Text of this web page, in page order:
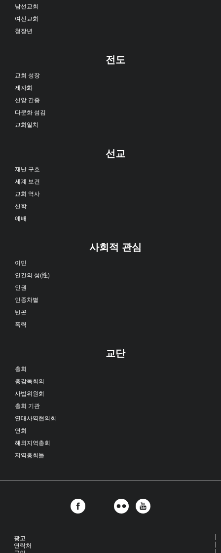
남선교회
여선교회
청장년
전도
교회 성장
제자화
신앙 간증
다문화 섬김
교회일치
선교
재난 구호
세계 보건
교회 역사
신학
예배
사회적 관심
이민
인간의 성(性)
인권
인종차별
빈곤
폭력
교단
총회
총감독회의
사법위원회
총회 기관
연대사역협의회
연회
해외지역총회
지역총회들
광고
연락처